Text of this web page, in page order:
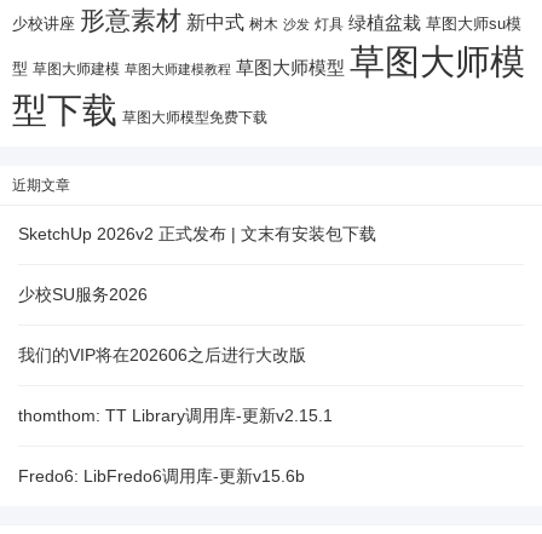
少校讲座 形意素材 新中式 树木 沙发 灯具 绿植盆栽 草图大师su模
型 草图大师建模 草图大师建模教程 草图大师模型 草图大师模
型下载 草图大师模型免费下载
近期文章
SketchUp 2026v2 正式发布 | 文末有安装包下载
少校SU服务2026
我们的VIP将在202606之后进行大改版
thomthom: TT Library调用库-更新v2.15.1
Fredo6: LibFredo6调用库-更新v15.6b